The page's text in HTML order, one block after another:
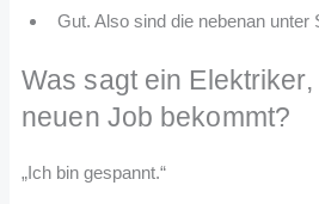
Gut. Also sind die nebenan unter
Was sagt ein
neuen Job bekommt?
„Ich bin gespannt.“